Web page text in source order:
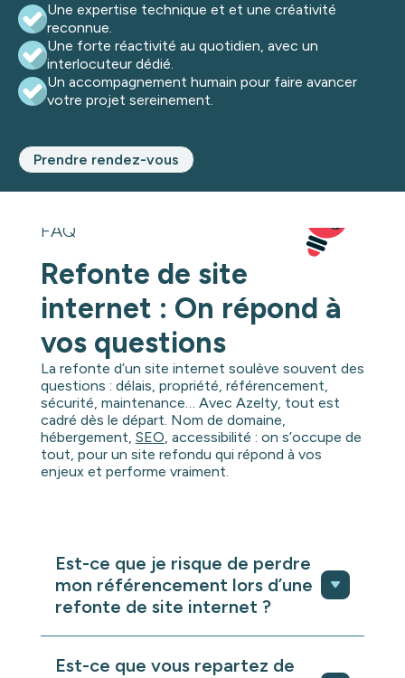
Une expertise technique et et une créativité
reconnue.
Une forte réactivité au quotidien, avec un
interlocuteur dédié.
Un accompagnement humain pour faire avancer
votre projet sereinement.
Prendre rendez-vous
FAQ
Refonte de site
internet : On répond à
vos questions
La refonte d’un site internet soulève souvent des
questions : délais, propriété, référencement,
sécurité, maintenance… Avec Azelty, tout est
cadré dès le départ. Nom de domaine,
hébergement, SEO, accessibilité : on s’occupe de
tout, pour un site refondu qui répond à vos
enjeux et performe vraiment.
Est-ce que je risque de perdre
mon référencement lors d’une
refonte de site internet ?
Est-ce que vous repartez de